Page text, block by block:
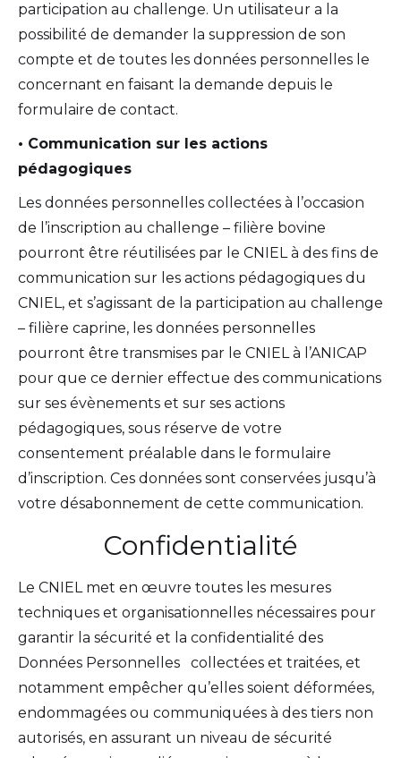
participation au challenge. Un utilisateur a la
possibilité de demander la suppression de son
compte et de toutes les données personnelles le
concernant en faisant la demande depuis le
formulaire de contact.
• Communication sur les actions
pédagogiques
Les données personnelles collectées à l’occasion
de l’inscription au challenge – filière bovine
pourront être réutilisées par le CNIEL à des fins de
communication sur les actions pédagogiques du
CNIEL, et s’agissant de la participation au challenge
– filière caprine, les données personnelles
pourront être transmises par le CNIEL à l’ANICAP
pour que ce dernier effectue des communications
sur ses évènements et sur ses actions
pédagogiques, sous réserve de votre
consentement préalable dans le formulaire
d’inscription. Ces données sont conservées jusqu’à
votre désabonnement de cette communication.
Confidentialité
Le CNIEL met en œuvre toutes les mesures
techniques et organisationnelles nécessaires pour
garantir la sécurité et la confidentialité des
Données Personnelles collectées et traitées, et
notamment empêcher qu’elles soient déformées,
endommagées ou communiquées à des tiers non
autorisés, en assurant un niveau de sécurité